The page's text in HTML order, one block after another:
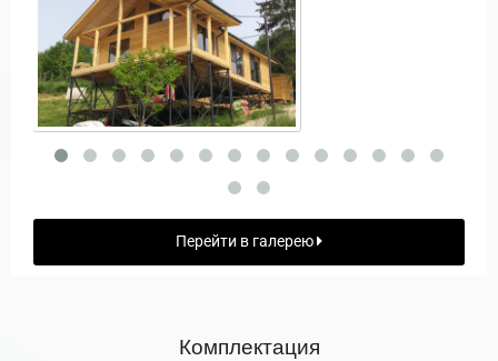
Перейти в галерею
Комплектация